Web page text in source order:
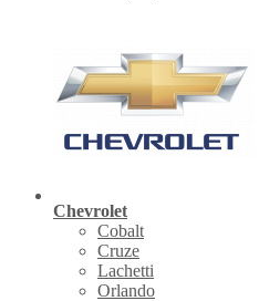
Chevrolet
Cobalt
Cruze
Lachetti
Orlando